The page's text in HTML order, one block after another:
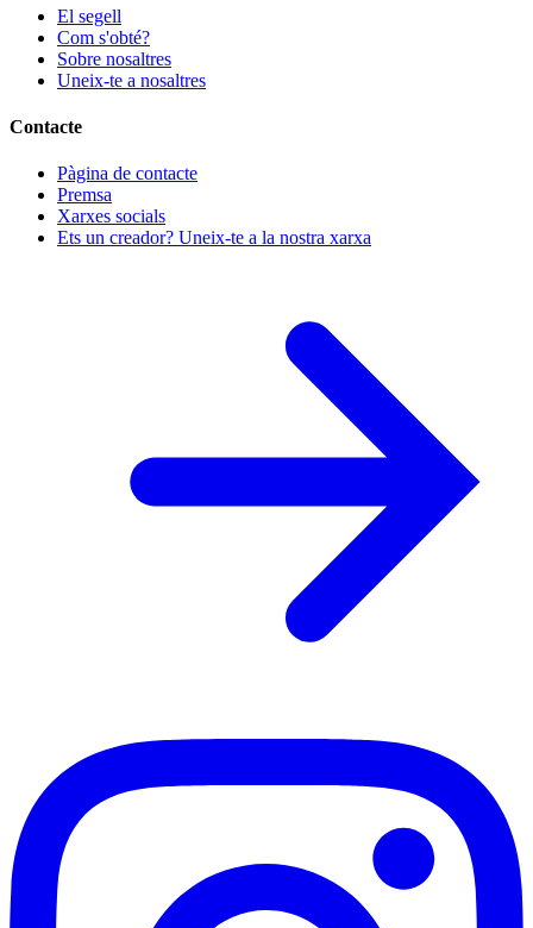
El segell
Com s'obté?
Sobre nosaltres
Uneix-te a nosaltres
Contacte
Pàgina de contacte
Premsa
Xarxes socials
Ets un creador? Uneix-te a la nostra xarxa